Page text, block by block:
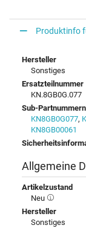
Produktinfo
Hersteller
Sonstiges
Ersatzteilnummer
KN.8GB0G.077
Sub-Partnummern
KN8GB0G077,
KN8GB00061
Allgemeine
Artikelzustand
Neu
Hersteller
Sonstiges